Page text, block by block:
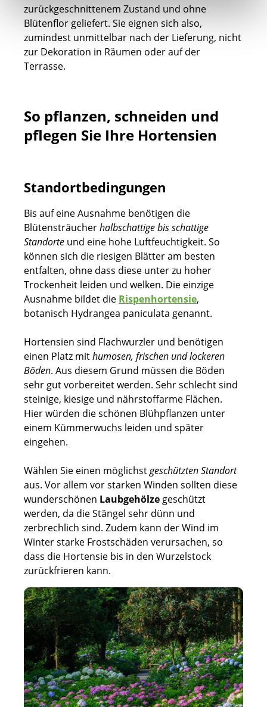
zurückgeschnittenem Zustand und ohne
Blütenflor geliefert. Sie eignen sich also,
zumindest unmittelbar nach der Lieferung, nicht
zur Dekoration in Räumen oder auf der
Terrasse.
So pflanzen, schneiden und
pflegen Sie Ihre Hortensien
Standortbedingungen
Bis auf eine Ausnahme benötigen die
Blütensträucherhalbschattige bis schattige
Standorte und eine hohe Luftfeuchtigkeit. So
können sich die riesigen Blätter am besten
entfalten, ohne dass diese unter zu hoher
Trockenheit leiden und welken. Die einzige
Ausnahme bildet die Rispenhortensie,
botanisch Hydrangea paniculata genannt.
Hortensien sind Flachwurzler und benötigen
einen Platz mithumosen, frischen und lockeren
Böden. Aus diesem Grund müssen die Böden
sehr gut vorbereitet werden. Sehr schlecht sind
steinige, kiesige und nährstoffarme Flächen.
Hier würden die schönen Blühpflanzen unter
einem Kümmerwuchs leiden und später
eingehen.
Wählen Sie einen möglichstgeschützten Standort
aus. Vor allem vor starken Winden sollten diese
wunderschönen Laubgehölze geschützt
werden, da die Stängel sehr dünn und
zerbrechlich sind. Zudem kann der Wind im
Winter starke Frostschäden verursachen, so
dass die Hortensie bis in den Wurzelstock
zurückfrieren kann.